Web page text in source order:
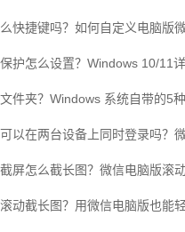
快捷键吗？如何自定义电脑版
护怎么设置？Windows 10/11
件夹？Windows 系统自带的5
以在两台设备上同时登录吗？
屏怎么截长图？微信电脑版滚
动截长图？用微信电脑版也能